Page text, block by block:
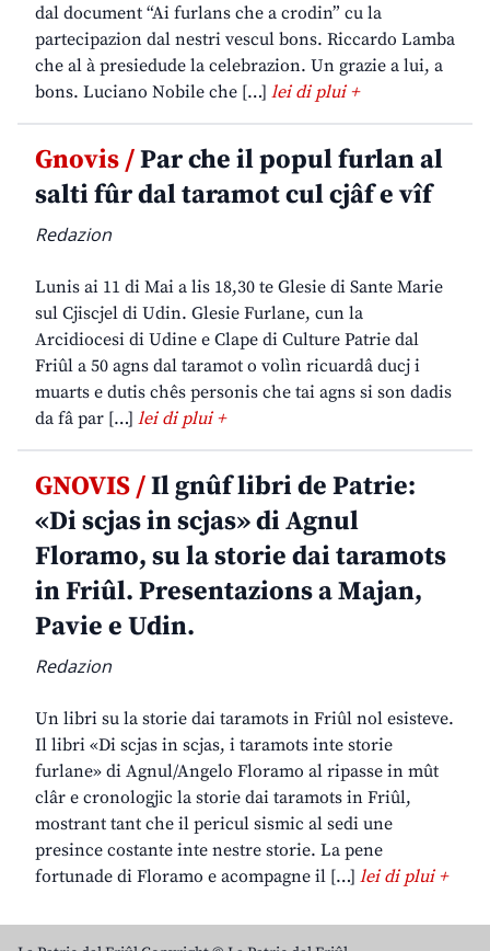
dal document “Ai furlans che a crodin” cu la
partecipazion dal nestri vescul bons. Riccardo Lamba
che al à presiedude la celebrazion. Un grazie a lui, a
bons. Luciano Nobile che […] lei di plui +
Gnovis /Par che il popul furlan al
salti fûr dal taramot cul cjâf e vîf
Redazion
Lunis ai 11 di Mai a lis 18,30 te Glesie di Sante Marie
sul Cjiscjel di Udin. Glesie Furlane, cun la
Arcidiocesi di Udine e Clape di Culture Patrie dal
Friûl a 50 agns dal taramot o volìn ricuardâ ducj i
muarts e dutis chês personis che tai agns si son dadis
da fâ par […] lei di plui +
GNOVIS /Il gnûf libri de Patrie:
«Di scjas in scjas» di Agnul
Floramo, su la storie dai taramots
in Friûl. Presentazions a Majan,
Pavie e Udin.
Redazion
Un libri su la storie dai taramots in Friûl nol esisteve.
Il libri «Di scjas in scjas, i taramots inte storie
furlane» di Agnul/Angelo Floramo al ripasse in mût
clâr e cronologjic la storie dai taramots in Friûl,
mostrant tant che il pericul sismic al sedi une
presince costante inte nestre storie. La pene
fortunade di Floramo e acompagne il […] lei di plui +